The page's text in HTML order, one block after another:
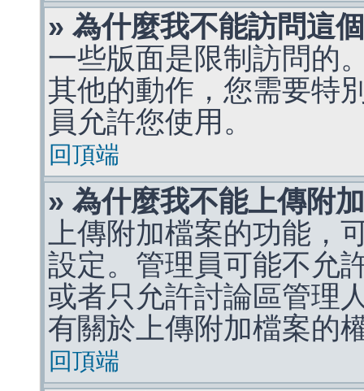
» 為什麼我不能訪問這
一些版面是限制訪問的
其他的動作，您需要特
員允許您使用。
回頂端
» 為什麼我不能上傳附
上傳附加檔案的功能，
設定。管理員可能不允
或者只允許討論區管理
有關於上傳附加檔案的
回頂端